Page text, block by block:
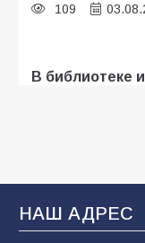
109
В библиотеке
В Батайске
108
НАШ АДРЕС